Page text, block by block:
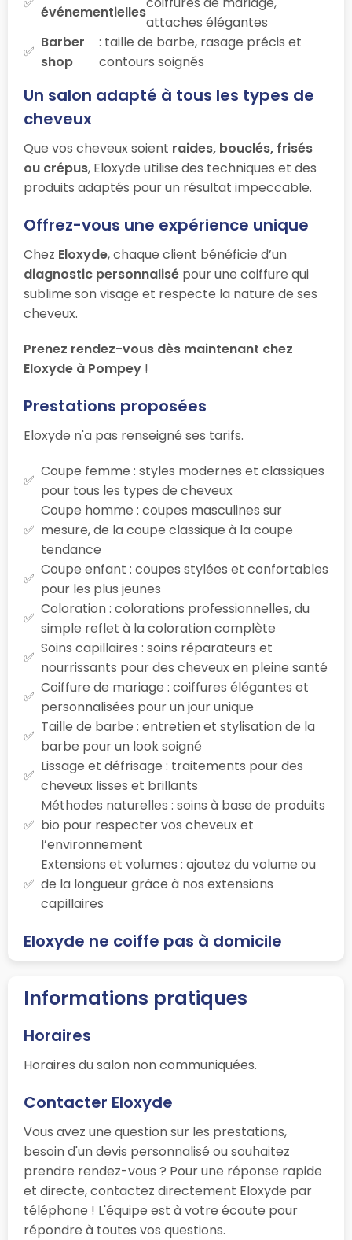
événementielles
attaches élégantes
Barber
shop
: taille de barbe, rasage précis et
contours soignés
Un salon adapté à tous les types de
cheveux
Que vos cheveux soient raides, bouclés, frisés
ou crépus, Eloxyde utilise des techniques et des
produits adaptés pour un résultat impeccable.
Offrez-vous une expérience unique
Chez Eloxyde, chaque client bénéficie d’un
diagnostic personnalisé pour une coiffure qui
sublime son visage et respecte la nature de ses
cheveux.
Prenez rendez-vous dès maintenant chez
Eloxyde à Pompey !
Prestations proposées
Eloxyde n'a pas renseigné ses tarifs.
Coupe femme : styles modernes et classiques
pour tous les types de cheveux
Coupe homme : coupes masculines sur
mesure, de la coupe classique à la coupe
tendance
Coupe enfant : coupes stylées et confortables
pour les plus jeunes
Coloration : colorations professionnelles, du
simple reflet à la coloration complète
Soins capillaires : soins réparateurs et
nourrissants pour des cheveux en pleine santé
Coiffure de mariage : coiffures élégantes et
personnalisées pour un jour unique
Taille de barbe : entretien et stylisation de la
barbe pour un look soigné
Lissage et défrisage : traitements pour des
cheveux lisses et brillants
Méthodes naturelles : soins à base de produits
bio pour respecter vos cheveux et
l’environnement
Extensions et volumes : ajoutez du volume ou
de la longueur grâce à nos extensions
capillaires
Eloxyde ne coiffe pas à domicile
Informations pratiques
Horaires
Horaires du salon non communiquées.
Contacter Eloxyde
Vous avez une question sur les prestations,
besoin d'un devis personnalisé ou souhaitez
prendre rendez-vous ? Pour une réponse rapide
et directe, contactez directement Eloxyde par
téléphone ! L'équipe est à votre écoute pour
répondre à toutes vos questions.